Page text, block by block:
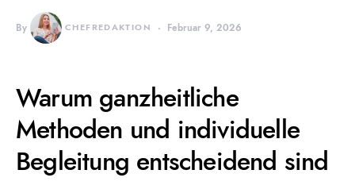
By CHEFREDAKTION Februar 9, 2026
Warum ganzheitliche
Methoden und individuelle
Begleitung entscheidend sind